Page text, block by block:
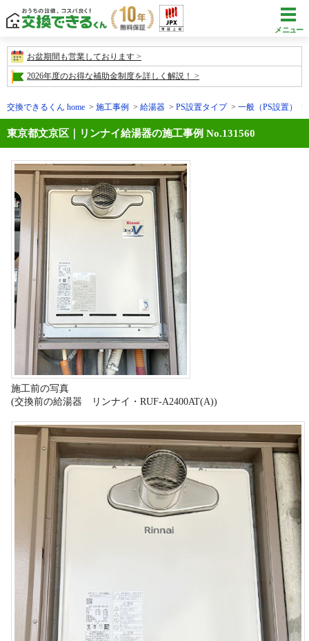
メニュー
お盆期間も営業しております
2026年度のお得な補助金制度を詳しく解説！
交換できるくん home 施工事例 給湯器 PS設置タイプ 一般（PS設置）
東京都文京区｜リンナイ給湯器の施工事例 No.131560
施工前の写真
(交換前の給湯器 リンナイ・RUF-A2400AT(A))